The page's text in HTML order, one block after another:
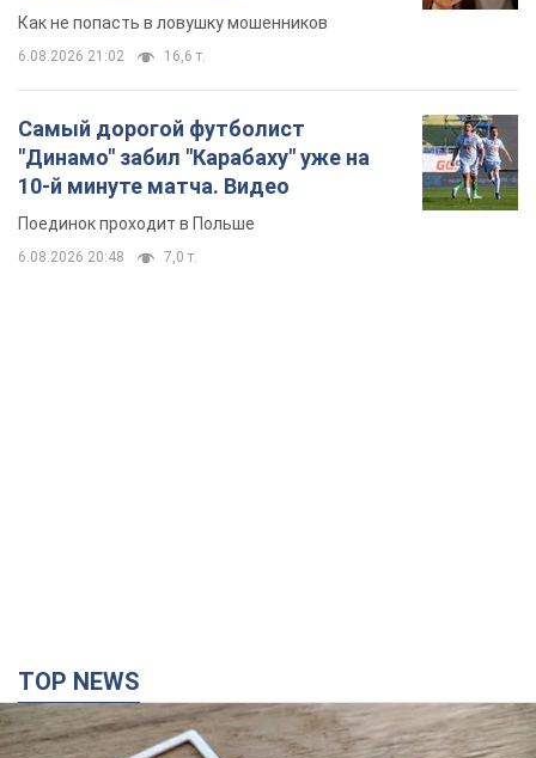
Как не попасть в ловушку мошенников
6.08.2026 21:02 16,6 т.
Самый дорогой футболист
"Динамо" забил "Карабаху" уже на
10-й минуте матча. Видео
Поединок проходит в Польше
6.08.2026 20:48 7,0 т.
TOP NEWS